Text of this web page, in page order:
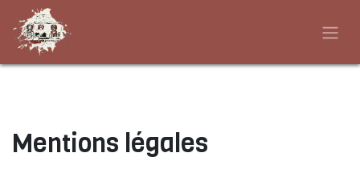
Se rendre au contenu
Mentions légales